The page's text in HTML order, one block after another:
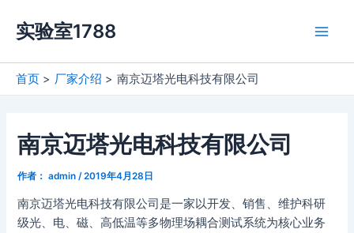
容
实验室1788
首页 厂家介绍 南京迈塔光电科技有限公司
南京迈塔光电科技有限公司
作者： admin /2019年4月28日
南京迈塔光电科技有限公司是一家以开发、销售、维护科研
级光、电、磁、高低温等多物理场耦合测试系统为核心业务